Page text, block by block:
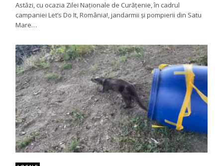
Astăzi, cu ocazia Zilei Naționale de Curățenie, în cadrul
campaniei Let’s Do It, România!, jandarmii și pompierii din Satu
Mare…